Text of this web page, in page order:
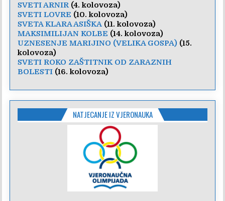
SVETI ARNIR(4. kolovoza)
SVETI LOVRE (10. kolovoza)
SVETA KLARA ASIŠKA (11. kolovoza)
MAKSIMILIJAN KOLBE (14. kolovoza)
UZNESENJE MARIJINO (VELIKA GOSPA) (15.
kolovoza)
SVETI ROKO ZAŠTITNIK OD ZARAZNIH
BOLESTI (16. kolovoza)
NATJECANJE IZ VJERONAUKA